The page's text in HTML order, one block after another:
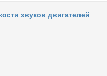
звуков двигателей